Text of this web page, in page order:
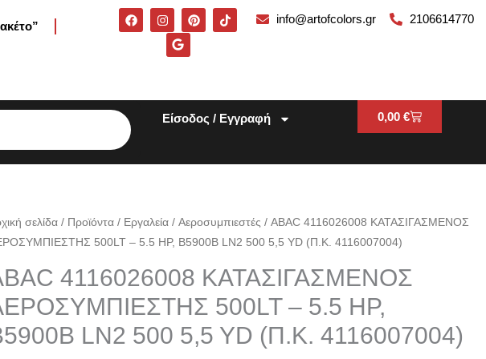
F
a
k
I
n
s
a
a
P
i
s
T
i
G
o
g
l
info@artofcolors.gr 2106614770
Είσοδος / Εγγραφή 0,00 €Cart
σελίδα / Προϊόντα / Εργαλεία /Αεροσυμπιεστές / ABAC 4116026008 ΚΑΤΑΣΙΓΑΣΜΕΝΟΣ
500LT – 5.5 HP, B5900B LN2 500 5,5 YD (Π.Κ. 4116007004)
4116026008 ΚΑΤΑΣΙΓΑΣΜΕΝΟΣ
500LT – 5.5 HP,
LN2 500 5,5 YD (Π.Κ. 4116007004)